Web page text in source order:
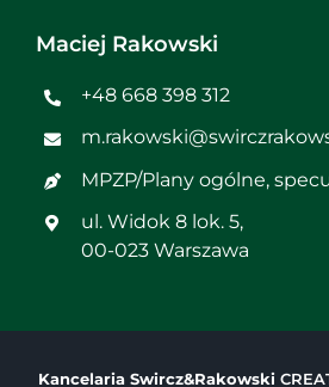
Maciej Rakowski
+48 668 398 312
MPZP/Plany ogólne,
ul. Widok 8 lok. 5,
00-023 Warszawa
Kancelaria Swircz&Rakowski